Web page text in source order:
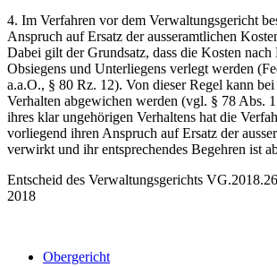
4. Im Verfahren vor dem Verwaltungsgericht
Anspruch auf Ersatz der ausseramtlichen
Dabei gilt der Grundsatz, dass die Kosten nach
Obsiegens und Unterliegens verlegt werden
a.a.O., § 80 Rz. 12). Von dieser Regel kann
Verhalten abgewichen werden (vgl. § 78 Abs.
ihres klar ungehörigen Verhaltens hat die
vorliegend ihren Anspruch auf Ersatz der
verwirkt und ihr entsprechendes Begehren ist
Entscheid des Verwaltungsgerichts
2018
Obergericht